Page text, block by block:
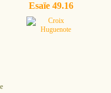
Esaïe 49.16